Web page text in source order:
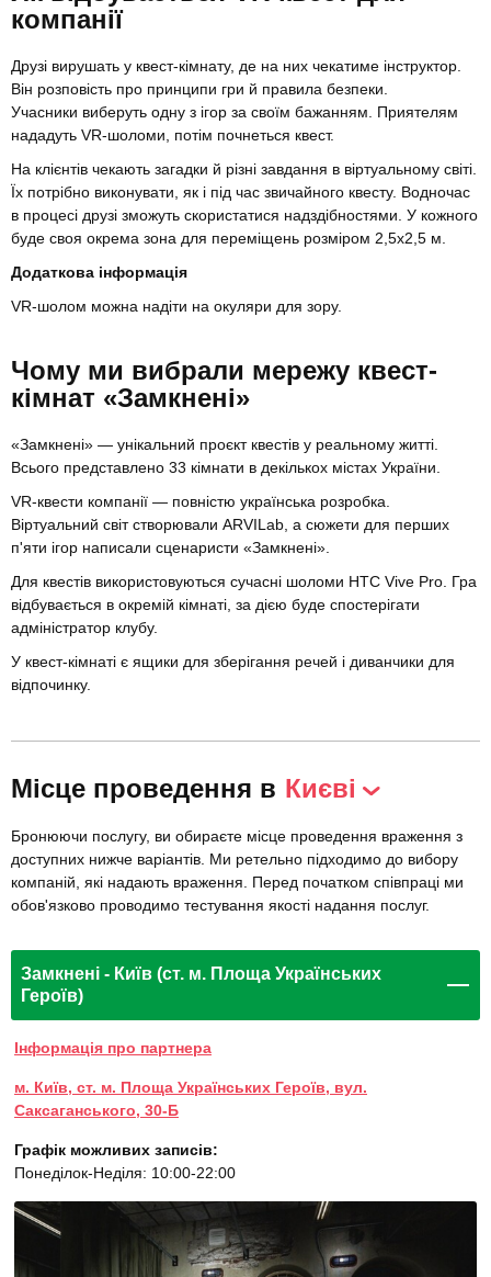
компанії
Друзі вирушать у квест-кімнату, де на них чекатиме інструктор.
Він розповість про принципи гри й правила безпеки.
Учасники виберуть одну з ігор за своїм бажанням. Приятелям
нададуть VR-шоломи, потім почнеться квест.
На клієнтів чекають загадки й різні завдання в віртуальному світі.
Їх потрібно виконувати, як і під час звичайного квесту. Водночас
в процесі друзі зможуть скористатися надздібностями. У кожного
буде своя окрема зона для переміщень розміром 2,5х2,5 м.
Додаткова інформація
VR-шолом можна надіти на окуляри для зору.
Чому ми вибрали мережу квест-
кімнат «Замкнені»
«Замкнені» — унікальний проєкт квестів у реальному житті.
Всього представлено 33 кімнати в декількох містах України.
VR-квести компанії — повністю українська розробка.
Віртуальний світ створювали ARVILab, а сюжети для перших
п'яти ігор написали сценаристи «Замкнені».
Для квестів використовуються сучасні шоломи HTC Vive Pro. Гра
відбувається в окремій кімнаті, за дією буде спостерігати
адміністратор клубу.
У квест-кімнаті є ящики для зберігання речей і диванчики для
відпочинку.
Місце проведення в Києві
Бронюючи послугу, ви обираєте місце проведення враження з
доступних нижче варіантів. Ми ретельно підходимо до вибору
компаній, які надають враження. Перед початком співпраці ми
обов'язково проводимо тестування якості надання послуг.
Замкнені - Київ (ст. м. Площа Українських
Героїв)
Інформація про партнера
м. Київ, ст. м. Площа Українських Героїв, вул.
Саксаганського, 30-Б
Графік можливих записів:
Понеділок-Неділя: 10:00-22:00